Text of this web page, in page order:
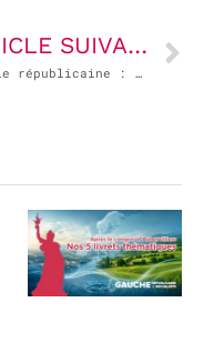
ARTICLE SUIVANT
L’école républicaine : c’est l’égalité et la mixité, la coopération et l’émancipation